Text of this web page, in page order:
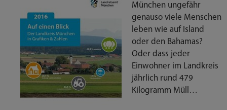
München ungefähr
genauso viele Menschen
leben wie auf Island
oder den Bahamas?
Oder dass jeder
Einwohner im Landkreis
jährlich rund 479
Kilogramm Müll…